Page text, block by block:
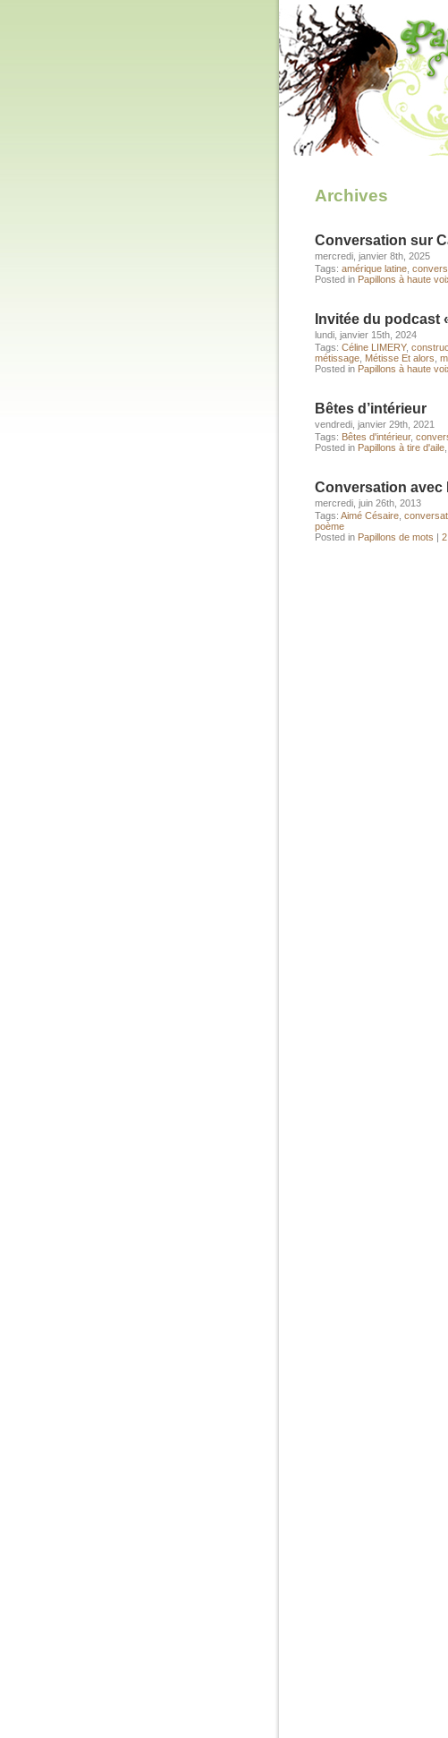
Archives
Conversation sur
mercredi, janvier 8th, 2025
Tags: amérique latine
Posted in Papillons à haute
Invitée du podcast
lundi, janvier 15th, 2024
Tags: Céline LIMERY,
métissage Métisse Et alors
Posted in Papillons à haute
Bêtes d’intérieur
vendredi, janvier 29th, 2021
Tags: Bêtes d'intérieur,
Posted in Papillons à tire d'aile
Conversation avec
mercredi, juin 26th, 2013
Tags: Aimé Césaire
poème
Posted in Papillons de mots |